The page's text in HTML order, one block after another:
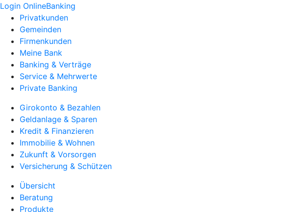
Login OnlineBanking
Privatkunden
Gemeinden
Firmenkunden
Meine Bank
Banking & Verträge
Service & Mehrwerte
Private Banking
Girokonto & Bezahlen
Geldanlage & Sparen
Kredit & Finanzieren
Immobilie & Wohnen
Zukunft & Vorsorgen
Versicherung & Schützen
Übersicht
Beratung
Produkte